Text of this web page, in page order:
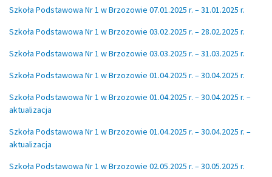
Szkoła Podstawowa Nr 1 w Brzozowie 07.01.2025 r. – 31.01.2025 r.
Szkoła Podstawowa Nr 1 w Brzozowie 03.02.2025 r. – 28.02.2025 r.
Szkoła Podstawowa Nr 1 w Brzozowie 03.03.2025 r. – 31.03.2025 r.
Szkoła Podstawowa Nr 1 w Brzozowie 01.04.2025 r. – 30.04.2025 r.
Szkoła Podstawowa Nr 1 w Brzozowie 01.04.2025 r. – 30.04.2025 r. –
aktualizacja
Szkoła Podstawowa Nr 1 w Brzozowie 01.04.2025 r. – 30.04.2025 r. –
aktualizacja
Szkoła Podstawowa Nr 1 w Brzozowie 02.05.2025 r. – 30.05.2025 r.